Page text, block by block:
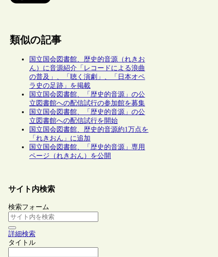
類似の記事
国立国会図書館、歴史的音源（れきお
ん）に音源紹介「レコードによる浪曲
の普及」、「聴く演劇」、「日本オペ
ラ史の足跡」を掲載
国立国会図書館、「歴史的音源」の公
立図書館への配信試行の参加館を募集
国立国会図書館、「歴史的音源」の公
立図書館への配信試行を開始
国立国会図書館、歴史的音源約1万点を
「れきおん」に追加
国立国会図書館、「歴史的音源」専用
ページ（れきおん）を公開
サイト内検索
検索フォーム
詳細検索
タイトル